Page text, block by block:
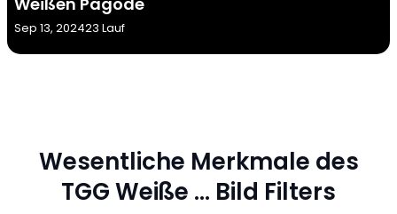
Sep 13, 202423 Lauf
Wesentliche Merkmale des
TGG Weiße ... Bild Filters